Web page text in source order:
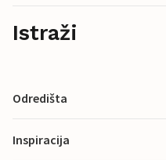
Istraži
Odredišta
Inspiracija